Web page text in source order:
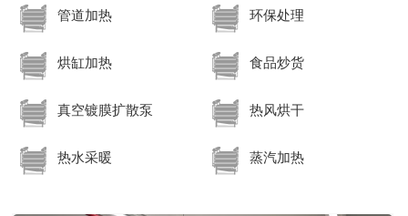
管道加热 环保处理
烘缸加热 食品炒货
真空镀膜扩散泵 热风烘干
热水采暖 蒸汽加热